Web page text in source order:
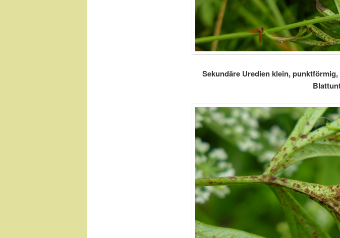
Sekundäre Uredien klein,